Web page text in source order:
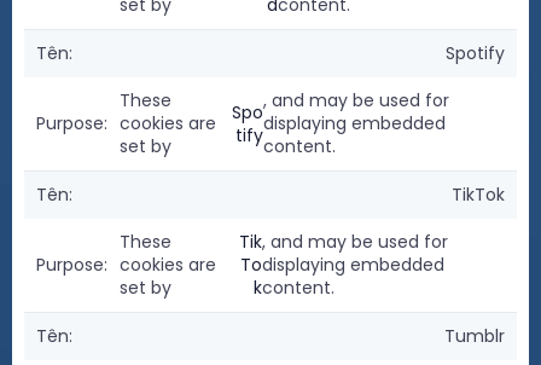
set by
dcontent.
Spotify
These
cookies are
set by
Spo
tify
, and may be used for
displaying embedded
content.
TikTok
These
cookies are
set by
Tik
To
k
, and may be used for
displaying embedded
content.
Tumblr